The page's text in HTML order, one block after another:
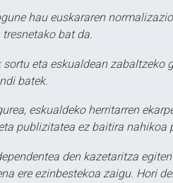
hau euskararen
bat da.
eta eskualdean zabaltzeko
batek.
eskualdeko herritarren
publizitatea ez baitira nahikoa
den kazetaritza
ere ezinbestekoa zaigu. Hori